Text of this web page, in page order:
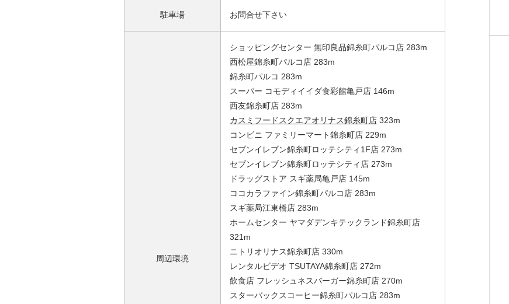
駐車場 お問合せ下さい
周辺環境
ショッピングセンター 無印良品錦糸町パルコ店 283m
西松屋錦糸町パルコ店 283m
錦糸町パルコ 283m
スーパー コモディイイダ食彩館亀戸店 146m
西友錦糸町店 283m
カスミフードスクエアオリナス錦糸町店 323m
コンビニ ファミリーマート錦糸町店 229m
セブンイレブン錦糸町ロッテシティ1F店 273m
セブンイレブン錦糸町ロッテシティ店 273m
ドラッグストア スギ薬局亀戸店 145m
ココカラファイン錦糸町パルコ店 283m
スギ薬局江東橋店 283m
ホームセンター ヤマダデンキテックランド錦糸町店
321m
ニトリオリナス錦糸町店 330m
レンタルビデオ TSUTAYA錦糸町店 272m
飲食店 フレッシュネスバーガー錦糸町店 270m
スターバックスコーヒー錦糸町パルコ店 283m